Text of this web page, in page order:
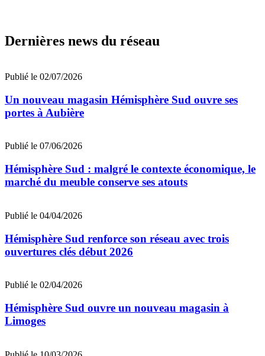
Dernières news du réseau
Publié le 02/07/2026
Un nouveau magasin Hémisphère Sud ouvre ses
portes à Aubière
Publié le 07/06/2026
Hémisphère Sud : malgré le contexte économique, le
marché du meuble conserve ses atouts
Publié le 04/04/2026
Hémisphère Sud renforce son réseau avec trois
ouvertures clés début 2026
Publié le 02/04/2026
Hémisphère Sud ouvre un nouveau magasin à
Limoges